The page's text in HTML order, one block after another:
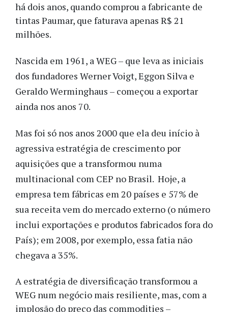
há dois anos, quando comprou a fabricante de
tintas Paumar, que faturava apenas R$ 21
milhões.
Nascida em 1961, a WEG – que leva as iniciais
dos fundadores Werner Voigt, Eggon Silva e
Geraldo Werminghaus – começou a exportar
ainda nos anos 70.
Mas foi só nos anos 2000 que ela deu início à
agressiva estratégia de crescimento por
aquisições que a transformou numa
multinacional com CEP no Brasil. Hoje, a
empresa tem fábricas em 20 países e 57% de
sua receita vem do mercado externo (o número
inclui exportações e produtos fabricados fora do
País); em 2008, por exemplo, essa fatia não
chegava a 35%.
A estratégia de diversificação transformou a
WEG num negócio mais resiliente, mas, com a
implosão do preço das commodities –